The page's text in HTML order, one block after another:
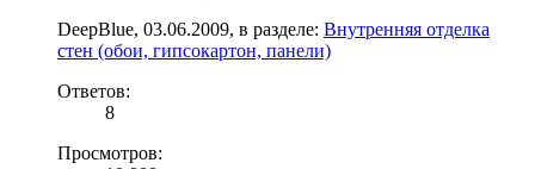
DeepBlue, 03.06.2009, в разделе: Внутренняя отделка
стен (обои, гипсокартон, панели)
Ответов:
8
Просмотров: